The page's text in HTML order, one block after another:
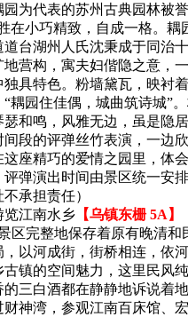
园为代表的苏州古典园林被
在小巧精致，自成一格。耦
道台湖州人氏沈秉成于同治
营构，寓夫妇偕隐之意，
独具特色。粉墙黛瓦，映衬
耦园住佳偶，城曲筑诗城”
瑟和鸣，风雅无边，虽是隐
间段的评弹丝竹表演，一边
座精巧的爱情之园里，体
评弹演出时间由景区统一安
承担责任）
览江南水乡 【乌镇东栅 5A】
区完整地保存着原有晚清和
以河成街，街桥相连，依
古镇的空间魅力，这里民风
的三白酒都在静静地诉说着
神湾，参观江南百床馆、